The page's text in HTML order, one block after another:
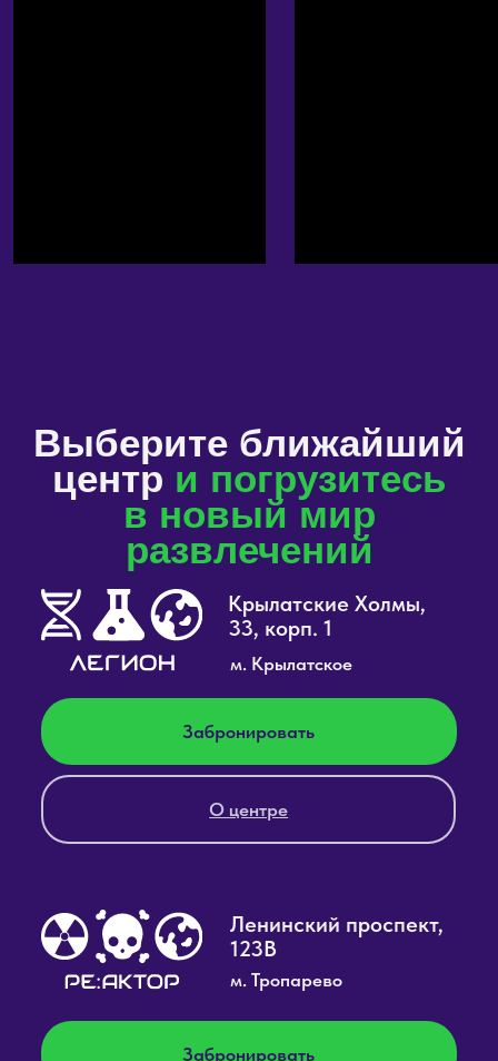
Ресторан Стоимость
О нас Контакты
+7 (495) 120-34-55
Связаться с нами